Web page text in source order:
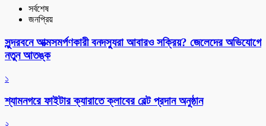
সর্বশেষ
জনপ্রিয়
সুন্দরবনে আত্মসমর্পণকারী বনদস্যুরা আবারও সক্রিয়? জেলেদের অভিযোগে
নতুন আতঙ্ক
১
শ্যামনগরে ফাইটার ক্যারাতে ক্লাবের বেল্ট প্রদান অনুষ্ঠান